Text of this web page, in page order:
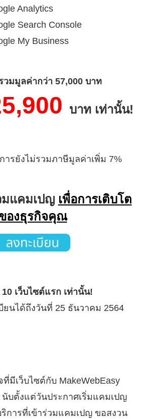
Analytics
Search Console
My Business
มมูลค่ากว่า 57,000 บาท
บาทเท่านั้น!
ารยังไม่รวมภาษีมูลค่าเพิ่ม 7%
มแคมเปญ เพื่อการเติบโต
องธุรกิจคุณ
เว็บไซต์แรก เท่านั้น!
ยนได้ถึงวันที่ 25 ธันวาคม 2564
ที่มีเว็บไซต์กับ MakeWebEasy
นับตั้งแต่วันประกาศเริ่มแคมเปญ
การที่เข้าร่วมแคมเปญ ขอสงวน